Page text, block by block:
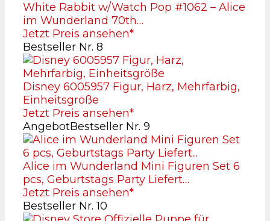
White Rabbit w/Watch Pop #1062 – Alice
im Wunderland 70th…
Jetzt Preis ansehen*
Bestseller Nr. 8
Disney 6005957 Figur, Harz, Mehrfarbig,
Einheitsgröße
Jetzt Preis ansehen*
AngebotBestseller Nr. 9
Alice im Wunderland Mini Figuren Set 6
pcs, Geburtstags Party Liefert…
Jetzt Preis ansehen*
Bestseller Nr. 10